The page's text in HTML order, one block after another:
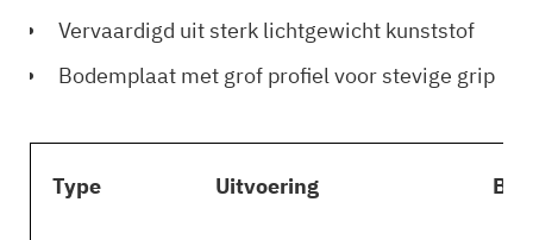
Vervaardigd uit sterk lichtgewicht kunststof
Bodemplaat met grof profiel voor stevige grip
Type Uitvoering